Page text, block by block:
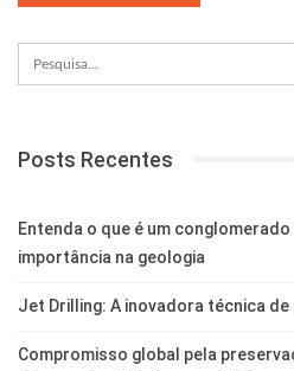
Posts Recentes
Entenda o que é um
importância na geologia
Jet Drilling: A inovadora técnica
Compromisso global pela